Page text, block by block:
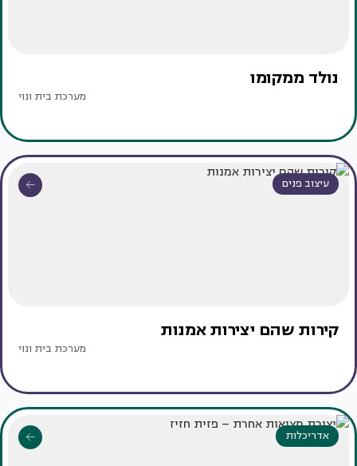
נולד ממקומו
מערכת בית ונוי
עיצוב פנים
קירות שהם יצירות אמנות
מערכת בית ונוי
אדריכלות